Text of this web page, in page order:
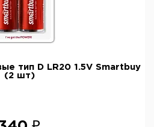
тип D LR20 1.5V Smartbuy
(2 шт)